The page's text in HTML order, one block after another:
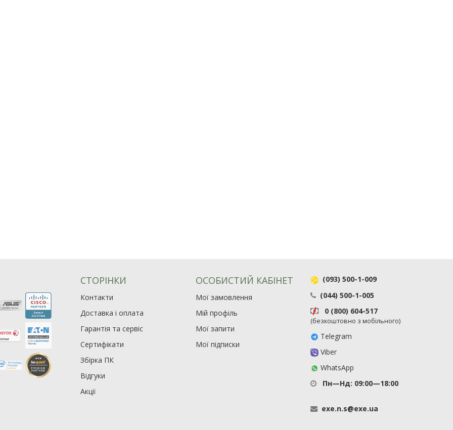
СТОРІНКИ
Контакти
Доставка і оплата
Гарантія та сервіс
Сертифікати
Збірка ПК
Відгуки
Акції
ОСОБИСТИЙ КАБІНЕТ
Мої замовлення
Мій профіль
Мої запити
Мої підписки
(093) 500-1-009
(044) 500-1-005
0 (800) 604-517
(безкоштовно з мобільного)
Telegram
Viber
WhatsApp
Пн—Нд: 09:00—18:00
exe.n.s@exe.ua